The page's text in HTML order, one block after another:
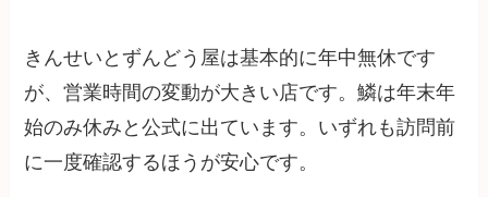
きんせいとずんどう屋は基本的に年中無休です
が、営業時間の変動が大きい店です。鱗は年末年
始のみ休みと公式に出ています。いずれも訪問前
に一度確認するほうが安心です。